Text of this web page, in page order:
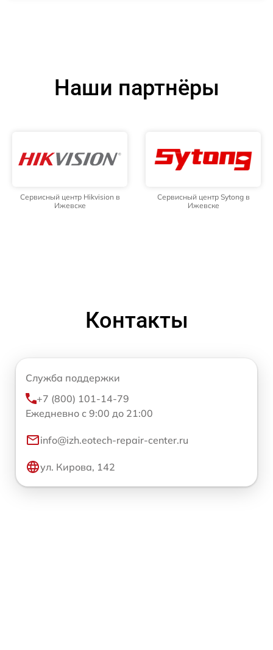
Наши партнёры
Сервисный центр Hikvision в
Ижевске
Сервисный центр Sytong в
Ижевске
Контакты
Служба поддержки
+7 (800) 101-14-79
Ежедневно с 9:00 до 21:00
info@izh.eotech-repair-center.ru
ул. Кирова, 142